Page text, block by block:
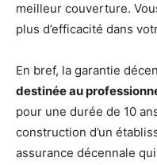
meilleur couverture.
plus d’efficacité dans
En bref, la garantie
destinée au
pour une durée de 10
construction d’un
assurance décennale